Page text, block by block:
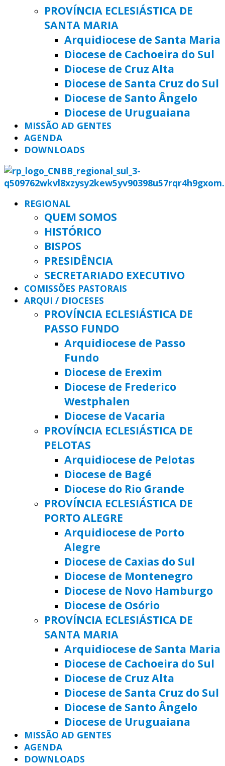
PROVÍNCIA ECLESIÁSTICA DE
SANTA MARIA
Arquidiocese de Santa Maria
Diocese de Cachoeira do Sul
Diocese de Cruz Alta
Diocese de Santa Cruz do Sul
Diocese de Santo Ângelo
Diocese de Uruguaiana
MISSÃO AD GENTES
AGENDA
DOWNLOADS
REGIONAL
QUEM SOMOS
HISTÓRICO
BISPOS
PRESIDÊNCIA
SECRETARIADO EXECUTIVO
COMISSÕES PASTORAIS
ARQUI / DIOCESES
PROVÍNCIA ECLESIÁSTICA DE
PASSO FUNDO
Arquidiocese de Passo
Fundo
Diocese de Erexim
Diocese de Frederico
Westphalen
Diocese de Vacaria
PROVÍNCIA ECLESIÁSTICA DE
PELOTAS
Arquidiocese de Pelotas
Diocese de Bagé
Diocese do Rio Grande
PROVÍNCIA ECLESIÁSTICA DE
PORTO ALEGRE
Arquidiocese de Porto
Alegre
Diocese de Caxias do Sul
Diocese de Montenegro
Diocese de Novo Hamburgo
Diocese de Osório
PROVÍNCIA ECLESIÁSTICA DE
SANTA MARIA
Arquidiocese de Santa Maria
Diocese de Cachoeira do Sul
Diocese de Cruz Alta
Diocese de Santa Cruz do Sul
Diocese de Santo Ângelo
Diocese de Uruguaiana
MISSÃO AD GENTES
AGENDA
DOWNLOADS